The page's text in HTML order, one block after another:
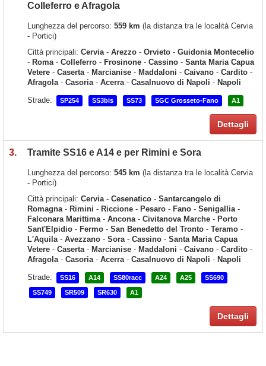
Colleferro e Afragola
Lunghezza del percorso: 559 km (la distanza tra le località Cervia
- Portici)
Città principali: Cervia- Arezzo - Orvieto - Guidonia Montecelio
- Roma- Colleferro - Frosinone - Cassino - Santa Maria Capua
Vetere - Caserta- Marcianise - Maddaloni - Caivano - Cardito -
Afragola- Casoria- Acerra- Casalnuovo di Napoli - Napoli
Strade:
SP254 SS3bis SS73 SGC Grosseto-Fano A1
Dettagli
3. Tramite SS16 e A14 e per Rimini e Sora
Lunghezza del percorso: 545 km (la distanza tra le località Cervia
- Portici)
Città principali: Cervia- Cesenatico - Santarcangelo di
Romagna- Rimini - Riccione - Pesaro - Fano - Senigallia-
Falconara Marittima- Ancona- Civitanova Marche - Porto
Sant'Elpidio - Fermo - San Benedetto del Tronto - Teramo -
L'Aquila- Avezzano - Sora- Cassino - Santa Maria Capua
Vetere - Caserta- Marcianise - Maddaloni - Caivano - Cardito -
Afragola- Casoria- Acerra- Casalnuovo di Napoli - Napoli
Strade:
SS16 A14 SS80racc A24 A25 SS690
SS749 SR509 SR630 A1
Dettagli